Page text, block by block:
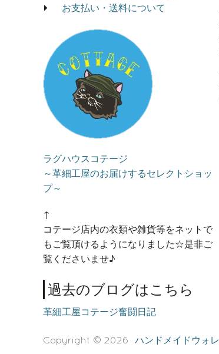
お支払い・送料について
ラグハウスコテージ
～革細工屋のお届けするセレクトショッ
プ～
↑
コテージ店内の衣類や雑貨等をネットで
もご覧頂けるようになりました☆是非ご
覧くださいませ♪
過去のブログはこちら
革細工屋コテージ奮闘日記
Copyright © 2026 ハンドメイドウォ